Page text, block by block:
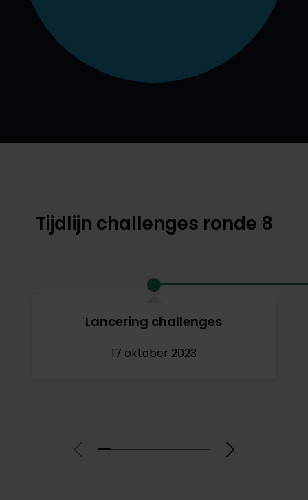
Tijdlijn challenges ronde 8
Lancering challenges
17 oktober 2023